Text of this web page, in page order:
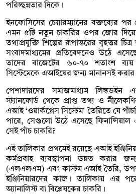
পরিচ্ছন্নতার দিকে।
ইনফোসিসের চেয়ারম্যানের বক্তব্যের পর
এমন ৫টি নতুন চাকরির ওপর জোর
তথ্যপ্রযুক্তি শিল্পের রূপান্তরের বৃহত্তর
সংবাদমাধ্যমের প্রতিবেদনেও উঠে
তাদের বাজেটের ৬০-৭০ শতাংশ
সিস্টেমেকে এআইয়ের জন্য মানানসই
পেশাদারদের সমাজমাধ্যম লিঙ্কডইন
স্ট্যানফোর্ড থেকে প্রাপ্ত তথ্য ও
এআই ‘ওয়ার্কপ্লেস সিস্টেম’ তৈরিতে যে
পারে, সেগুলো উঠে এসেছে ফিনান্সিয়াল
সেই পাঁচ চাকরি?
এই তালিকার প্রথমেই রয়েছে এআই
কর্মপ্রবাহ ব্যবস্থাপনা উন্নত করার
(এলএলএম) এবং কাস্টম এআই তৈরি,
ইঞ্জিনিয়ারদের কাজ। তালিকায় এর
অ্যানালিস্ট বা বিশ্লেষকের চাকরি।